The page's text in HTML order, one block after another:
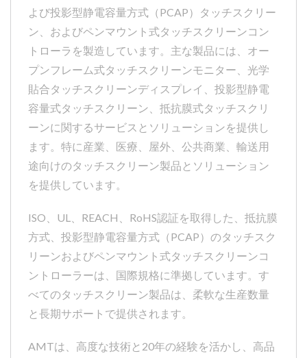
よび投影型静電容量方式（PCAP）タッチスクリー
ン、およびペンマウント式タッチスクリーンコン
トローラを製造しています。主な製品には、オー
プンフレーム式タッチスクリーンモニター、光学
貼合タッチスクリーンディスプレイ、投影型静電
容量式タッチスクリーン、抵抗膜式タッチスクリ
ーンに関するサービスとソリューションを提供し
ます。特に産業、医療、屋外、公共商業、輸送用
途向けのタッチスクリーン製品とソリューション
を提供しています。
ISO、UL、REACH、RoHS認証を取得した、抵抗膜
方式、投影型静電容量方式（PCAP）のタッチスク
リーンおよびペンマウント式タッチスクリーンコ
ントローラーは、国際規格に準拠しています。す
べてのタッチスクリーン製品は、柔軟な生産数量
と長期サポートで提供されます。
AMTは、高度な技術と20年の経験を活かし、高品